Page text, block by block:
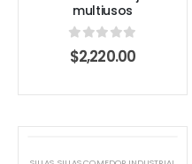
multiusos
0out of 5
$2,220.00